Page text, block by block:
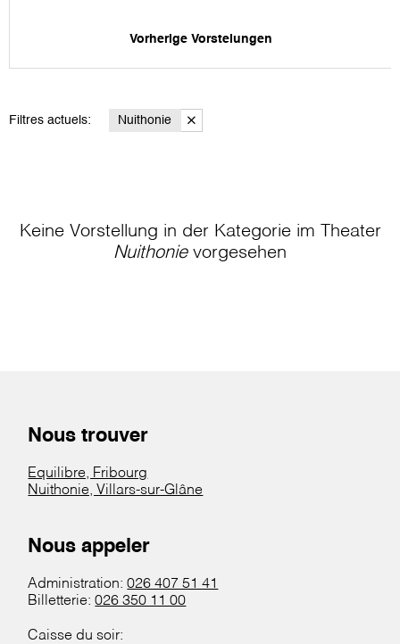
Vorherige Vorstelungen
Filtres actuels: Nuithonie
Keine Vorstellung in der Kategorie im Theater
Nuithonievorgesehen
Nous trouver
Equilibre, Fribourg
Nuithonie, Villars-sur-Glâne
Nous appeler
Administration:026 407 51 41
Billetterie:026 350 11 00
Caisse du soir: